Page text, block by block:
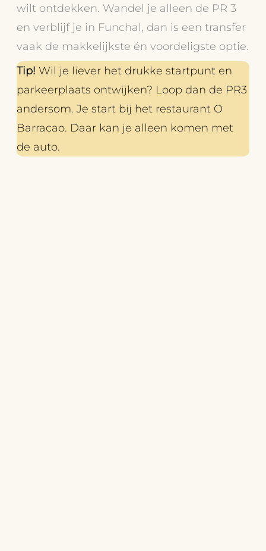
wilt ontdekken. Wandel je alleen de PR 3
en verblijf je in Funchal, dan is een transfer
vaak de makkelijkste én voordeligste optie.
Tip!Wil je liever het drukke startpunt en
parkeerplaats ontwijken? Loop dan de PR3
andersom. Je start bij het restaurant O
Barracao. Daar kan je alleen komen met
de auto.